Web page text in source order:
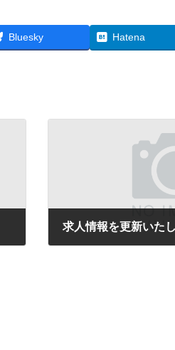
Bluesky Hatena
求人情報を更新いた